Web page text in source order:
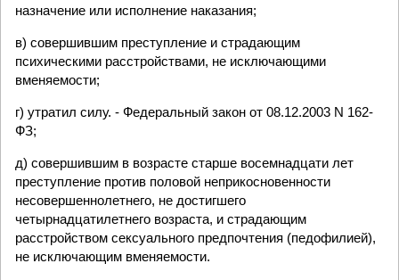
назначение или исполнение наказания;
в) совершившим преступление и страдающим
психическими расстройствами, не исключающими
вменяемости;
г) утратил силу. - Федеральный закон от 08.12.2003 N 162-
ФЗ;
д) совершившим в возрасте старше восемнадцати лет
преступление против половой неприкосновенности
несовершеннолетнего, не достигшего
четырнадцатилетнего возраста, и страдающим
расстройством сексуального предпочтения (педофилией),
не исключающим вменяемости.